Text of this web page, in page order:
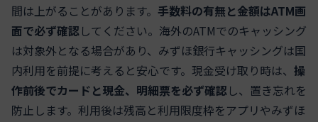
間は上がることがあります。 手数料の有無と金額はATM画
面で必ず確認 してください。海外のATMでのキャッシング
は対象外となる場合があり、みずほ銀行キャッシングは国
内利用を前提に考えると安心です。現金受け取り時は、 操
作前後でカードと現金、明細票を必ず確認 し、置き忘れを
防止します。利用後は残高と利用限度枠をアプリやみずほ